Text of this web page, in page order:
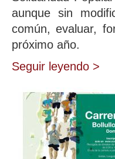
aunque sin
común, evaluar,
próximo año.
Seguir leyendo >